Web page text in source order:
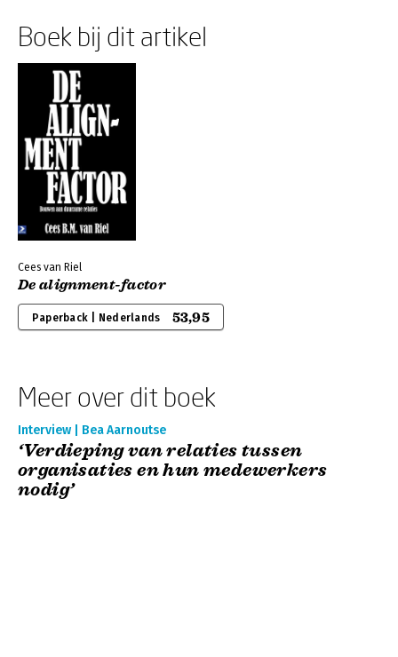
Boek bij dit artikel
Cees van Riel
De alignment-factor
Paperback | Nederlands 53,95
Meer over dit boek
Interview | Bea Aarnoutse
‘Verdieping van relaties tussen
organisaties en hun medewerkers
nodig’